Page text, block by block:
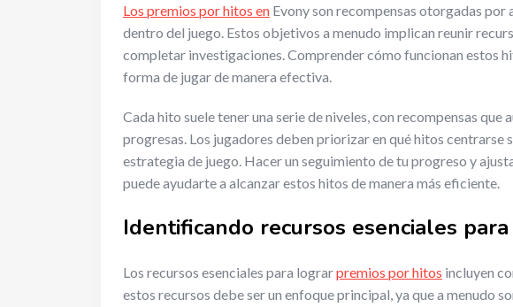
Los premios por hitos en Evony son recompensas otorgadas
dentro del juego. Estos objetivos a menudo implican reunir
completar investigaciones. Comprender cómo funcionan estos
forma de jugar de manera efectiva.
Cada hito suele tener una serie de niveles, con recompensas que
progresas. Los jugadores deben priorizar en qué hitos centrarse
estrategia de juego. Hacer un seguimiento de tu progreso y
puede ayudarte a alcanzar estos hitos de manera más eficiente.
Identificando recursos esenciales
Los recursos esenciales para lograrpremios por hitos incluyen
estos recursos debe ser un enfoque principal, ya que a menudo